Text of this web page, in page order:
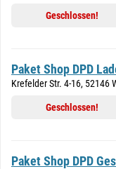
Geschlossen!
Paket Shop DPD
Krefelder Str. 4-16, 52146
Geschlossen!
Paket Shop DPD